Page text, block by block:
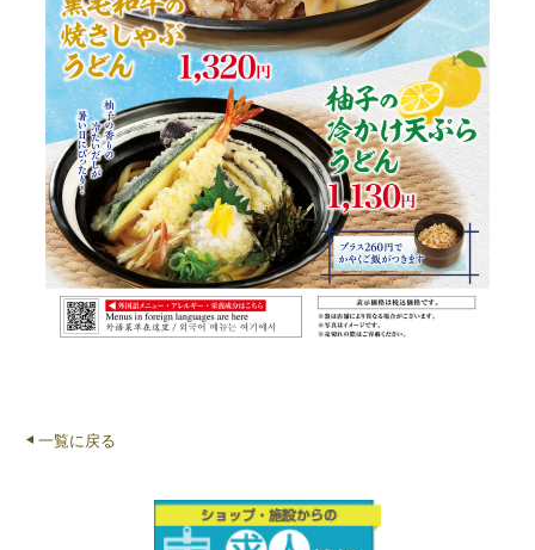
一覧に戻る